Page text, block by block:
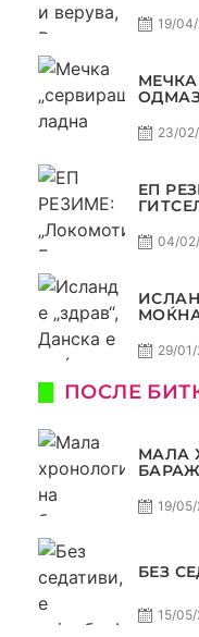
19/
23/
ЕП
04/
29/
ПОСЛЕ
МАЛА
19/
БЕЗ
15/